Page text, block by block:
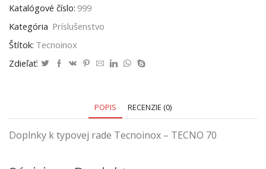
Katalógové číslo: 999
Kategória Príslušenstvo
Štítok: Tecnoinox
Zdieľať:
POPIS RECENZIE (0)
Doplnky k typovej rade Tecnoinox – TECNO 70